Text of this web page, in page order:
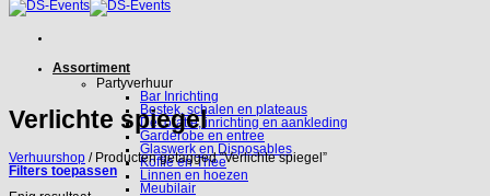
Assortiment
Partyverhuur
Bar Inrichting
Bestek, schalen en plateaus
Decoratie, inrichting en aankleding
Garderobe en entree
Glaswerk en Disposables
Koffie en Thee
Linnen en hoezen
Meubilair
Verlichte spiegel
Verhuurshop / Producten getagged “Verlichte spiegel”
Filters toepassen